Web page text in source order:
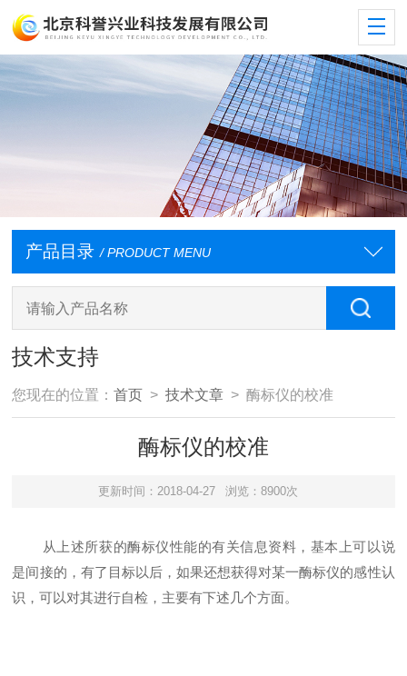
产品目录 / PRODUCT MENU
技术支持
您现在的位置：首页 >技术文章 > 酶标仪的校准
酶标仪的校准
更新时间：2018-04-27 浏览：8900次
从上述所获的酶标仪性能的有关信息资料，基本上可以说
是间接的，有了目标以后，如果还想获得对某一酶标仪的感性认
识，可以对其进行自检，主要有下述几个方面。